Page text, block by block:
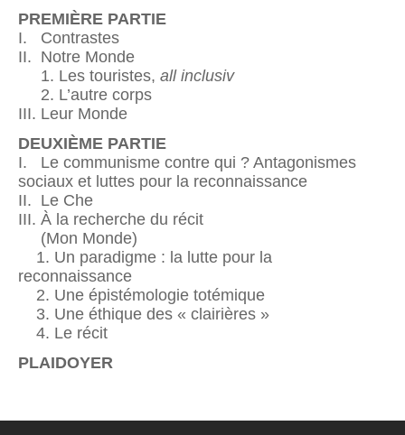
PREMIÈRE PARTIE
I. Contrastes
II. Notre Monde
1. Les touristes, all inclusiv
2. L’autre corps
III. Leur Monde
DEUXIÈME PARTIE
I. Le communisme contre qui ? Antagonismes
sociaux et luttes pour la reconnaissance
II. Le Che
III. À la recherche du récit
(Mon Monde)
1. Un paradigme : la lutte pour la
reconnaissance
2. Une épistémologie totémique
3. Une éthique des « clairières »
4. Le récit
PLAIDOYER